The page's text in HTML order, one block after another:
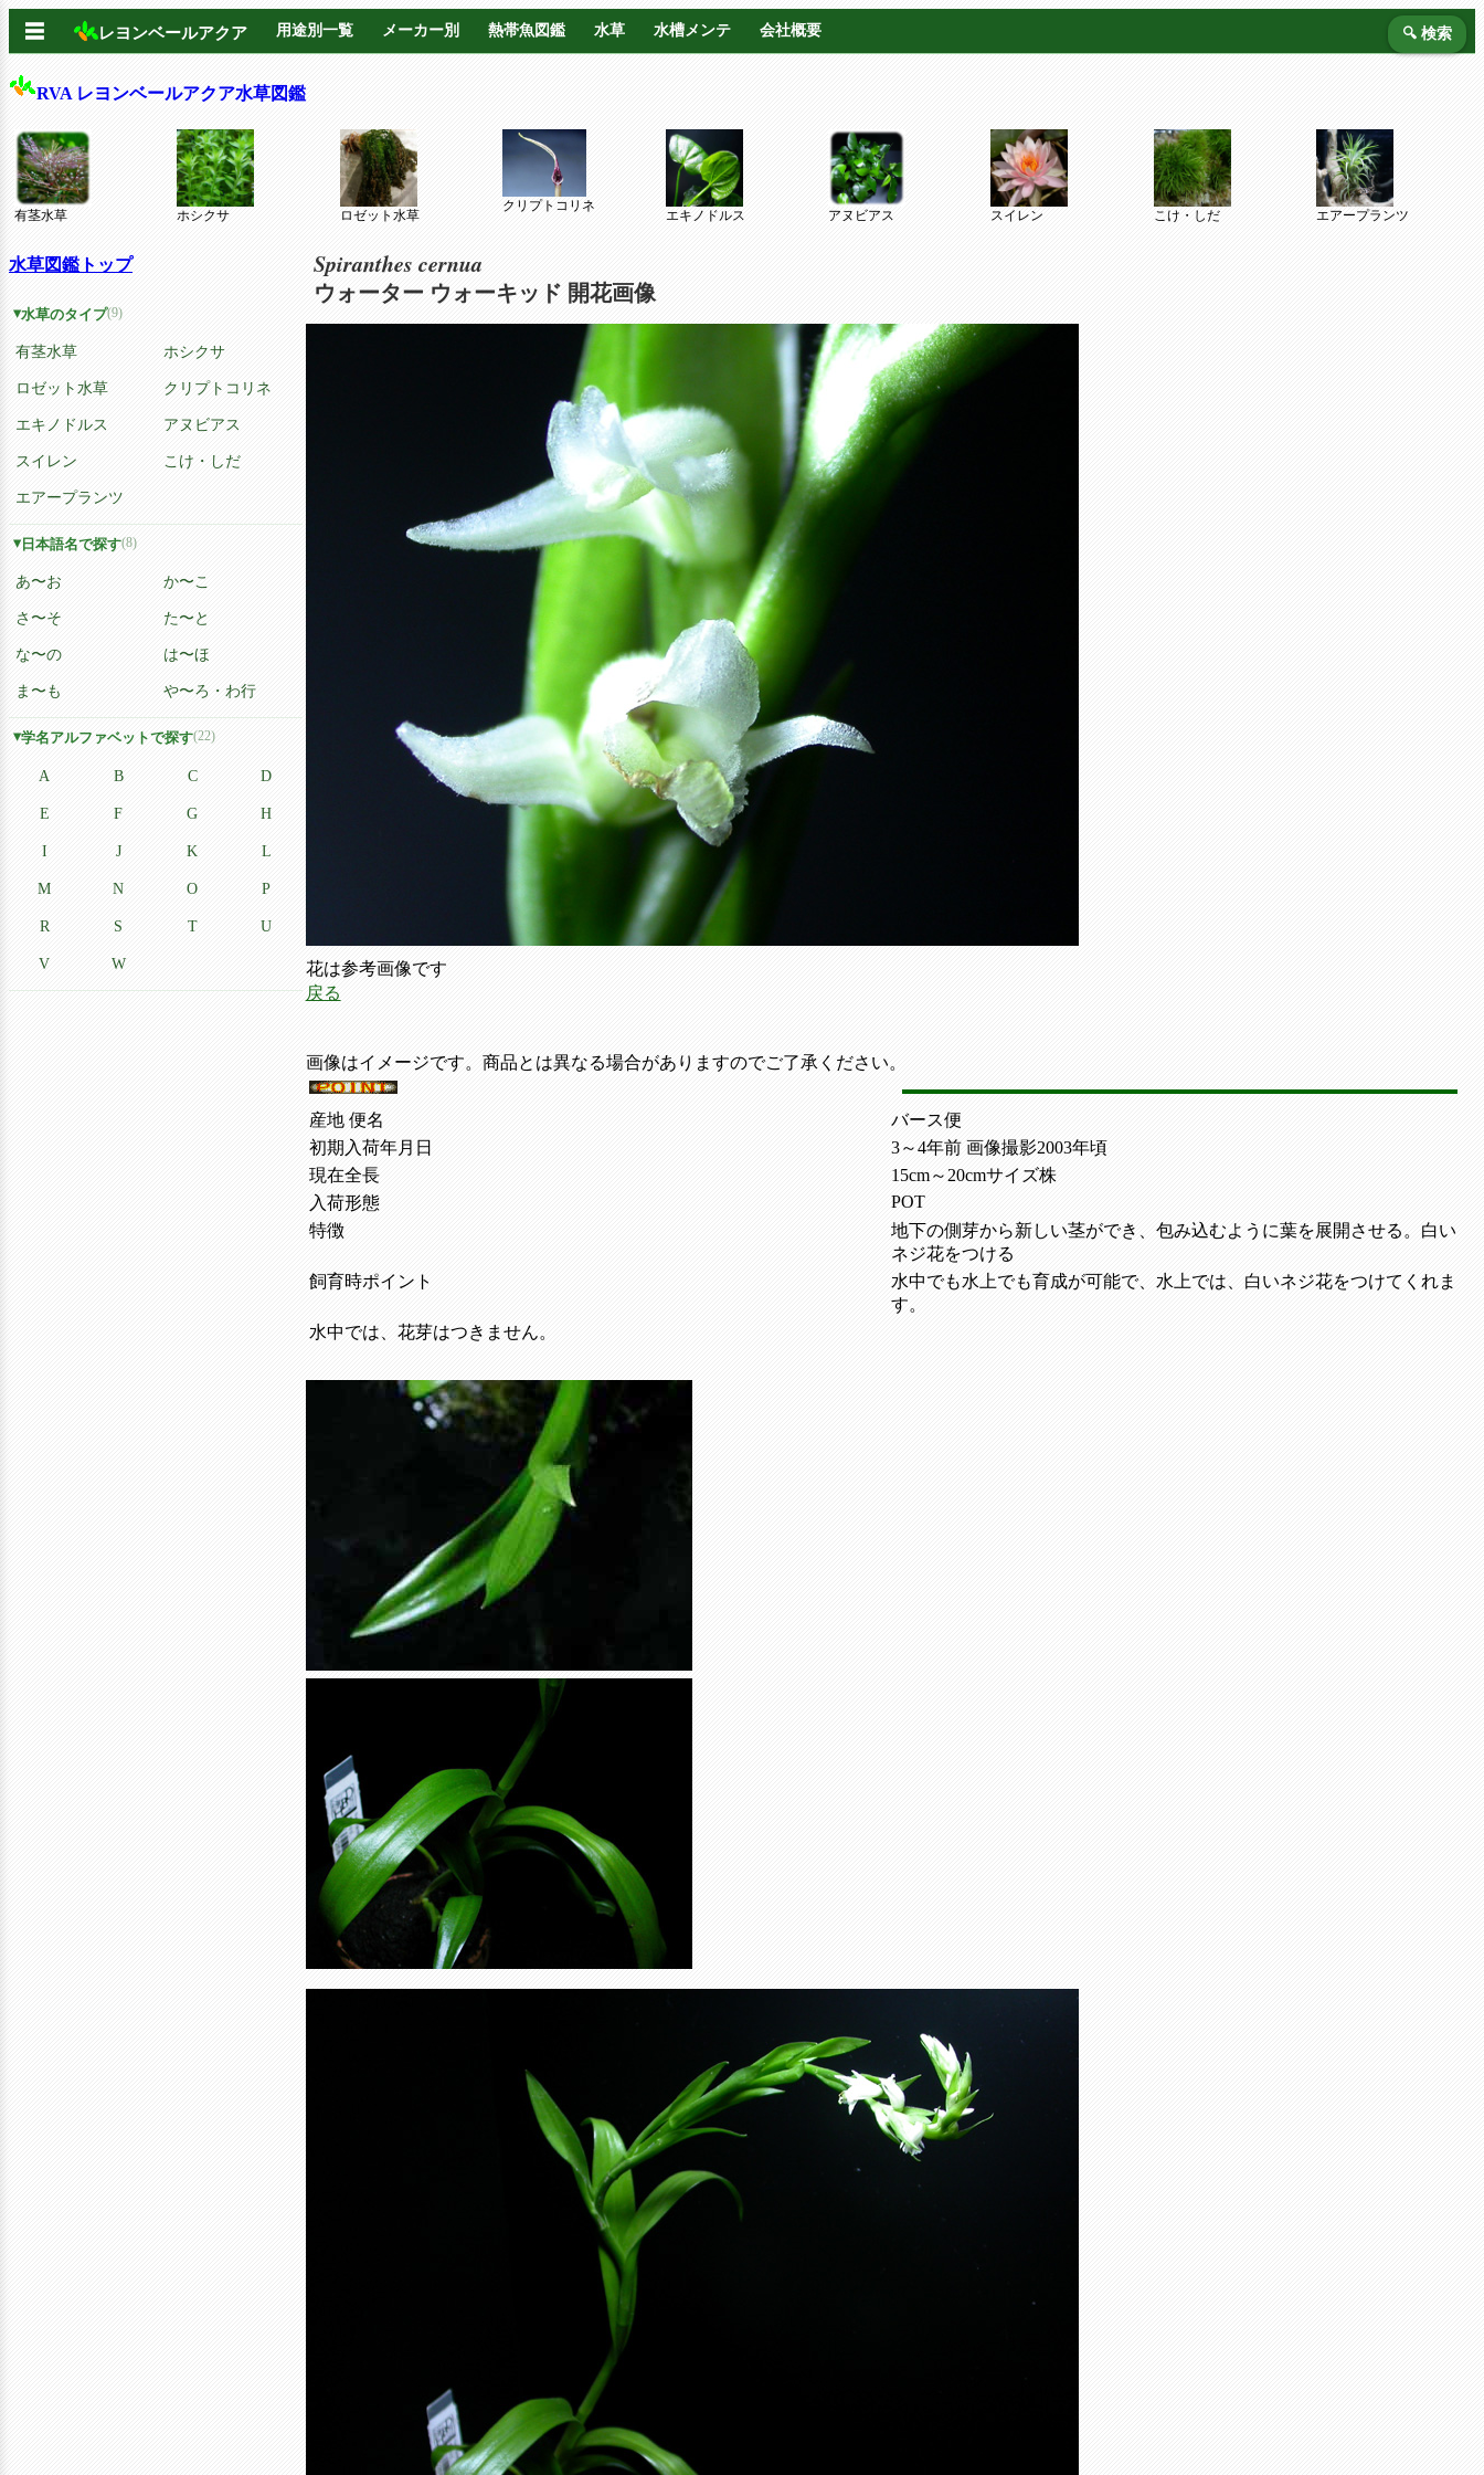
☰ レヨンベールアクア 用途別一覧 メーカー別 熱帯魚図鑑 水草 水槽メンテ 会社概要 🔍 検索
RVA レヨンベールアクア水草図鑑
有茎水草 ホシクサ ロゼット水草
クリプトコリネ
エキノドルス アヌビアス スイレン こけ・しだ エアープランツ
Spiranthes cernua
ウォーター ウォーキッド 開花画像
花は参考画像です
戻る
画像はイメージです。商品とは異なる場合がありますのでご了承ください。
産地 便名
バース便
初期入荷年月日
3～4年前 画像撮影2003年頃
現在全長
15cm～20cmサイズ株
入荷形態
POT
特徴
地下の側芽から新しい茎ができ、包み込むように葉を展開させる。白い
ネジ花をつける
飼育時ポイント
水中でも水上でも育成が可能で、水上では、白いネジ花をつけてくれま
す。
水中では、花芽はつきません。
水草図鑑トップ
水草のタイプ(9)
有茎水草 ホシクサ
ロゼット水草 クリプトコリネ
エキノドルス アヌビアス
スイレン こけ・しだ
エアープランツ
日本語名で探す(8)
あ〜お か〜こ
さ〜そ た〜と
な〜の は〜ほ
ま〜も や〜ろ・わ行
学名アルファベットで探す(22)
A B C D
E F G H
I J K L
M N O P
R S T U
V W